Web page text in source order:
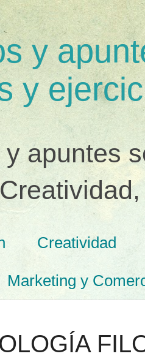
y
y
y apuntes
Creatividad
Marketing y